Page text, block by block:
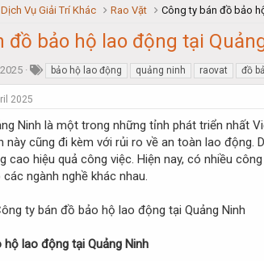
Vụ Giải Trí Khác Rao Vặt Công ty bán đồ bảo
đồ bảo hộ lao động tại
bảo hộ lao động quảng ninh raovat đồ
2025
Ninh là một trong những tỉnh phát triển nhất
này cũng đi kèm với rủi ro về an toàn lao
cao hiệu quả công việc. Hiện nay, có nhiều
các ngành nghề khác nhau.
hộ lao động tại Quảng Ninh